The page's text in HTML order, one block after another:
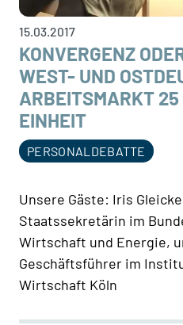
15.03.2017
KONVERGENZ
WEST- UND
ARBEITSMARKT
EINHEIT
PERSONALDEBATTE
Unsere Gäste: Iris
Staatssekretärin im
Wirtschaft und Energie,
Geschäftsführer im
Wirtschaft Köln